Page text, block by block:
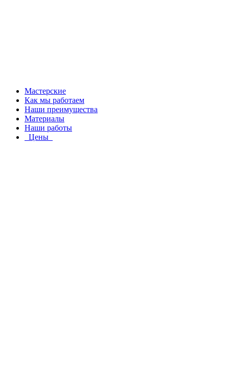
Мастерские
Как мы работаем
Наши преимущества
Материалы
Наши работы
Цены